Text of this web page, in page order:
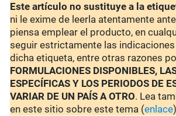
Este artículo no sustituye a la
ni le exime de leerla atentamente
piensa emplear el producto, en
seguir estrictamente las
dicha etiqueta, entre otras razones
FORMULACIONES DISPONIBLES,
ESPECÍFICAS Y LOS PERIODOS DE
VARIAR DE UN PAÍS A OTRO. Lea
en este sitio sobre este tema (enlace